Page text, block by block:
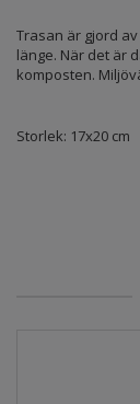
Trasan är gjord
länge. När det är
komposten.
Storlek: 17x20 cm